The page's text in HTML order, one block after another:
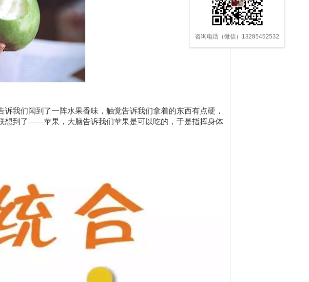
我们闻到了一阵水果香味，触觉告诉我们拿着的东西有点硬，
想到了——苹果，大脑告诉我们苹果是可以吃的，于是指挥身体
咨询电话（微信）13285452532